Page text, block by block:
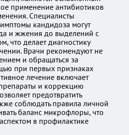
применение антибиотиков
Специалисты
кандидоза могут
и жжения до выделений с
что делает диагностику
Врачи рекомендуют не
и обращаться за
при первых признаках
лечение включает
и коррекцию
предотвратить
соблюдать правила личной
баланс микрофлоры, что
в профилактике